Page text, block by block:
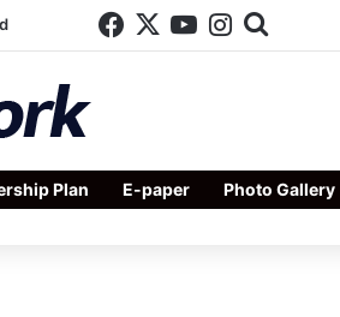
Facebook
X YouTube
Instagram
Plan E-paper Photo Gallery